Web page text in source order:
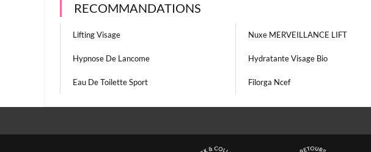
RECOMMANDATIONS
Lifting Visage Nuxe MERVEILLANCE LIFT
Hypnose De Lancome Hydratante Visage Bio
Eau De Toilette Sport Filorga Ncef